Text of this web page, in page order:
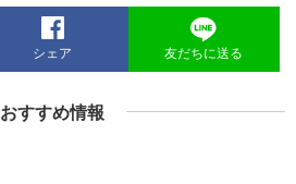
シェア 友だちに送る
おすすめ情報